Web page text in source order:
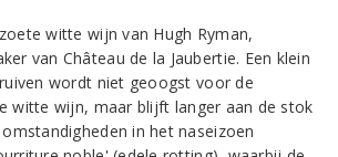
witte wijn van Hugh Ryman,
van Château de la Jaubertie. Een klein
wordt niet geoogst voor de
witte wijn, maar blijft langer aan de stok
in het naseizoen